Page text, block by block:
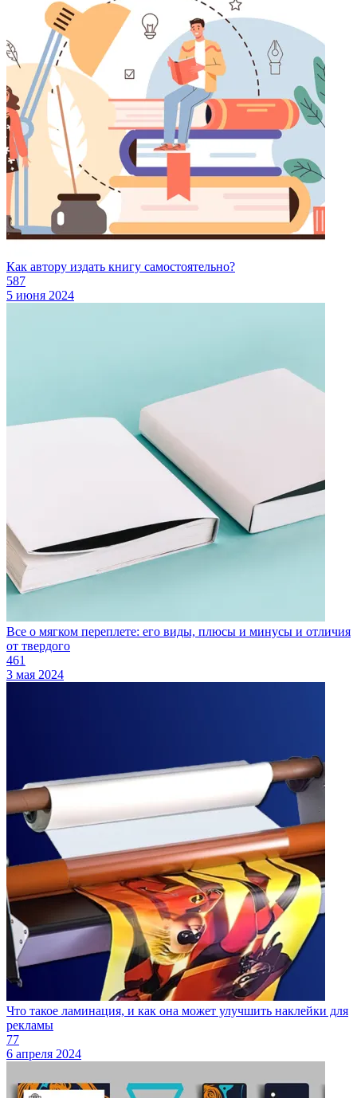
Как автору издать книгу самостоятельно?
587
5 июня 2024
Все о мягком переплете: его виды, плюсы и минусы и отличия
от твердого
461
3 мая 2024
Что такое ламинация, и как она может улучшить наклейки для
рекламы
77
6 апреля 2024